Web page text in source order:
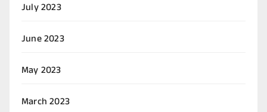
July 2023
June 2023
May 2023
March 2023